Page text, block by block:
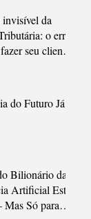
da
o erro
seu cliente
do Futuro Já
Bilionário da
Artificial Está
Só para